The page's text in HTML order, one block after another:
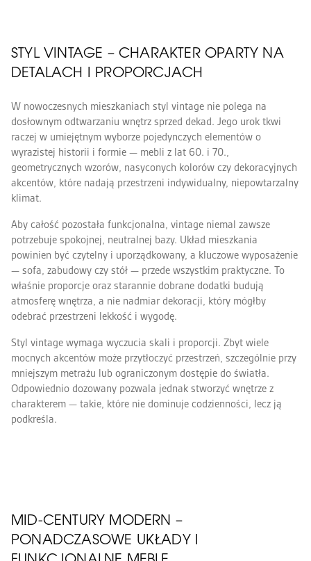
STYL VINTAGE – CHARAKTER OPARTY NA
DETALACH I PROPORCJACH
W nowoczesnych mieszkaniach styl vintage nie polega na
dosłownym odtwarzaniu wnętrz sprzed dekad. Jego urok tkwi
raczej w umiejętnym wyborze pojedynczych elementów o
wyrazistej historii i formie — mebli z lat 60. i 70.,
geometrycznych wzorów, nasyconych kolorów czy dekoracyjnych
akcentów, które nadają przestrzeni indywidualny, niepowtarzalny
klimat.
Aby całość pozostała funkcjonalna, vintage niemal zawsze
potrzebuje spokojnej, neutralnej bazy. Układ mieszkania
powinien być czytelny i uporządkowany, a kluczowe wyposażenie
— sofa, zabudowy czy stół — przede wszystkim praktyczne. To
właśnie proporcje oraz starannie dobrane dodatki budują
atmosferę wnętrza, a nie nadmiar dekoracji, który mógłby
odebrać przestrzeni lekkość i wygodę.
Styl vintage wymaga wyczucia skali i proporcji. Zbyt wiele
mocnych akcentów może przytłoczyć przestrzeń, szczególnie przy
mniejszym metrażu lub ograniczonym dostępie do światła.
Odpowiednio dozowany pozwala jednak stworzyć wnętrze z
charakterem — takie, które nie dominuje codzienności, lecz ją
podkreśla.
MID-CENTURY MODERN –
PONADCZASOWE UKŁADY I